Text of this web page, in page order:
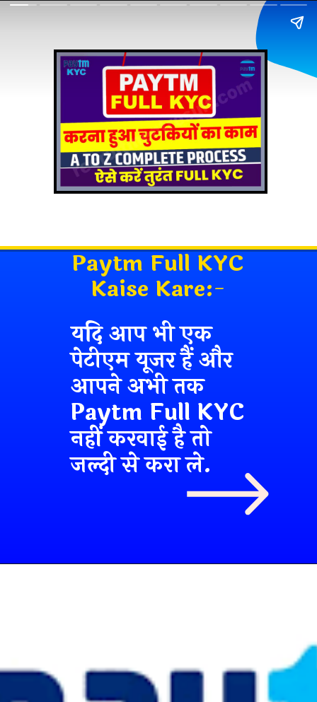
Paytm Full KYC
Kaise Kare:-
यदि आप भी एक
पेटीएम यूजर हैं और
आपने अभी तक
Paytm Full KYC
नहीं करवाई है तो
जल्दी से करा ले.